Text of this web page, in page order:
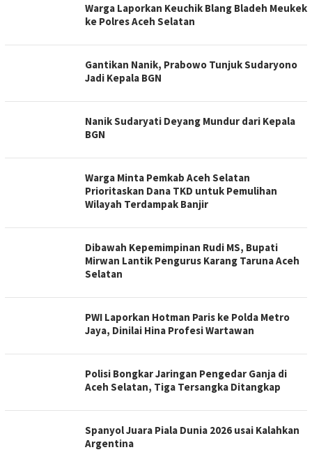
Warga Laporkan Keuchik Blang Bladeh Meukek
ke Polres Aceh Selatan
Gantikan Nanik, Prabowo Tunjuk Sudaryono
Jadi Kepala BGN
Nanik Sudaryati Deyang Mundur dari Kepala
BGN
Warga Minta Pemkab Aceh Selatan
Prioritaskan Dana TKD untuk Pemulihan
Wilayah Terdampak Banjir
Dibawah Kepemimpinan Rudi MS, Bupati
Mirwan Lantik Pengurus Karang Taruna Aceh
Selatan
PWI Laporkan Hotman Paris ke Polda Metro
Jaya, Dinilai Hina Profesi Wartawan
Polisi Bongkar Jaringan Pengedar Ganja di
Aceh Selatan, Tiga Tersangka Ditangkap
Spanyol Juara Piala Dunia 2026 usai Kalahkan
Argentina